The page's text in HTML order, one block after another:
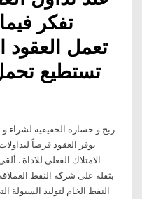
تفكر
تعمل العقود
تستطيع
توفر العقود فرصاً
الامتلاك الفعلي للاداة .
بثقله على شركة النفط
النفط الخام لتوليد السيولة